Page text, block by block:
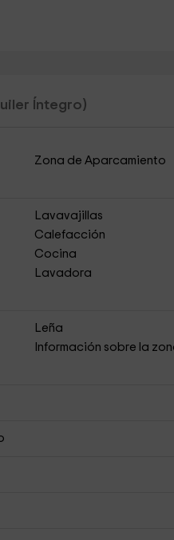
Íntegro)
Zona de Aparcamiento
Lavavajillas
Calefacción
Cocina
Lavadora
Leña
Información sobre la